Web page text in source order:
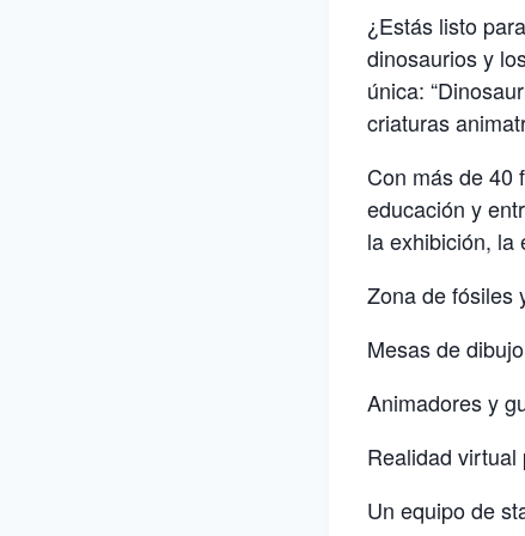
¿Estás listo
dinosaurios y
única:
criaturas
Con más de 40
educación y
la exhibición, la
Zona de fósiles
Mesas de
Animadores y
Realidad
Un equipo de